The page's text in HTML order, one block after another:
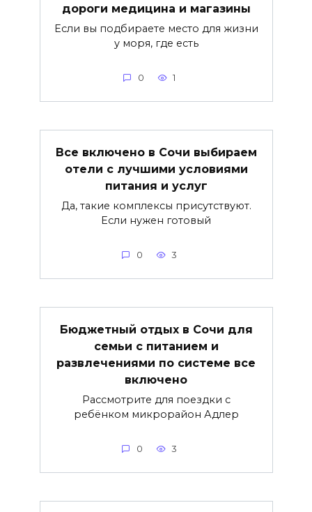
дороги медицина и магазины
Если вы подбираете место для жизни
у моря, где есть
0 1
Все включено в Сочи выбираем
отели с лучшими условиями
питания и услуг
Да, такие комплексы присутствуют.
Если нужен готовый
0 3
Бюджетный отдых в Сочи для
семьи с питанием и
развлечениями по системе все
включено
Рассмотрите для поездки с
ребёнком микрорайон Адлер
0 3